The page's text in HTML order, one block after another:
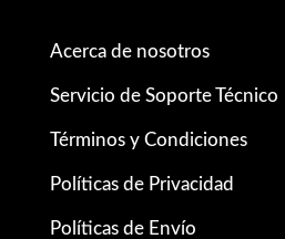
Acerca de nosotros
Servicio de Soporte Técnico
Términos y Condiciones
Políticas de Privacidad
Políticas de Envío